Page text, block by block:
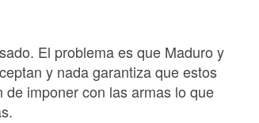
El problema es que Maduro y
y nada garantiza que estos
de imponer con las armas lo que